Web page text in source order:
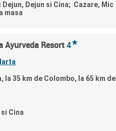
Dejun si Cina; Cazare, Mic
masa
Ayurveda Resort 4★
la 35 km de Colombo, la 65 km de
Cina